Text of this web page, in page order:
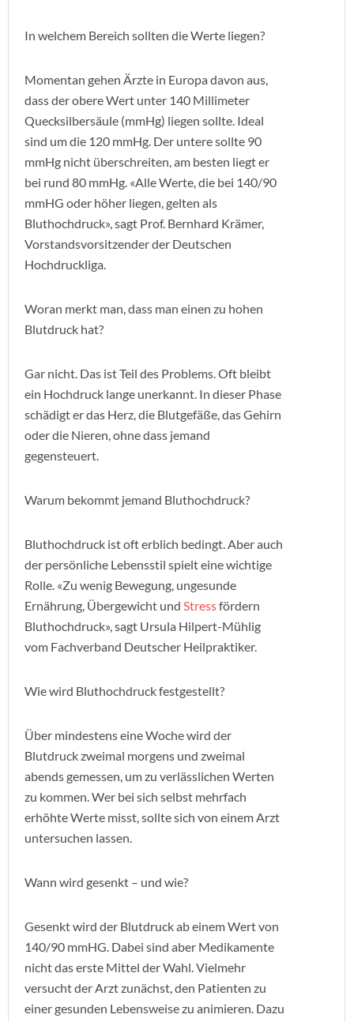
In welchem Bereich sollten die Werte liegen?
Momentan gehen Ärzte in Europa davon aus,
dass der obere Wert unter 140 Millimeter
Quecksilbersäule (mmHg) liegen sollte. Ideal
sind um die 120 mmHg. Der untere sollte 90
mmHg nicht überschreiten, am besten liegt er
bei rund 80 mmHg. «Alle Werte, die bei 140/90
mmHG oder höher liegen, gelten als
Bluthochdruck», sagt Prof. Bernhard Krämer,
Vorstandsvorsitzender der Deutschen
Hochdruckliga.
Woran merkt man, dass man einen zu hohen
Blutdruck hat?
Gar nicht. Das ist Teil des Problems. Oft bleibt
ein Hochdruck lange unerkannt. In dieser Phase
schädigt er das Herz, die Blutgefäße, das Gehirn
oder die Nieren, ohne dass jemand
gegensteuert.
Warum bekommt jemand Bluthochdruck?
Bluthochdruck ist oft erblich bedingt. Aber auch
der persönliche Lebensstil spielt eine wichtige
Rolle. «Zu wenig Bewegung, ungesunde
Ernährung, Übergewicht und Stressfördern
Bluthochdruck», sagt Ursula Hilpert-Mühlig
vom Fachverband Deutscher Heilpraktiker.
Wie wird Bluthochdruck festgestellt?
Über mindestens eine Woche wird der
Blutdruck zweimal morgens und zweimal
abends gemessen, um zu verlässlichen Werten
zu kommen. Wer bei sich selbst mehrfach
erhöhte Werte misst, sollte sich von einem Arzt
untersuchen lassen.
Wann wird gesenkt – und wie?
Gesenkt wird der Blutdruck ab einem Wert von
140/90 mmHG. Dabei sind aber Medikamente
nicht das erste Mittel der Wahl. Vielmehr
versucht der Arzt zunächst, den Patienten zu
einer gesunden Lebensweise zu animieren. Dazu